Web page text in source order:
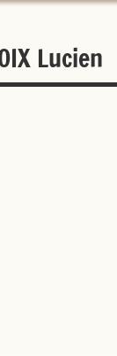
Lucien